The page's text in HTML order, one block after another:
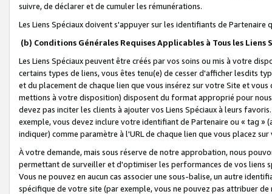
suivre, de déclarer et de cumuler les rémunérations.
Les Liens Spéciaux doivent s'appuyer sur les identifiants de Partenaire
(b) Conditions Générales Requises Applicables à Tous les Liens
Les Liens Spéciaux peuvent être créés par vos soins ou mis à votre
certains types de liens, vous êtes tenu(e) de cesser d'afficher lesdits
et du placement de chaque lien que vous insérez sur votre Site et
mettions à votre disposition) disposent du format approprié pour
devez pas inciter les clients à ajouter vos Liens Spéciaux à leurs
exemple, vous devez inclure votre identifiant de Partenaire ou « tag
indiquer) comme paramètre à l'URL de chaque lien que vous placez
À votre demande, mais sous réserve de notre approbation, nous
permettant de surveiller et d'optimiser les performances de vos liens
Vous ne pouvez en aucun cas associer une sous-balise, un autre
spécifique de votre site (par exemple, vous ne pouvez pas attribuer